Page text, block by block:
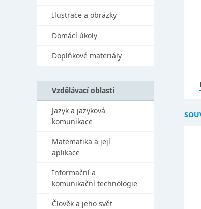
Ilustrace a obrázky
Domácí úkoly
Doplňkové materiály
Vzdělávací oblasti
Jazyk a jazyková
komunikace
Matematika a její
aplikace
Informační a
komunikační technologie
Člověk a jeho svět